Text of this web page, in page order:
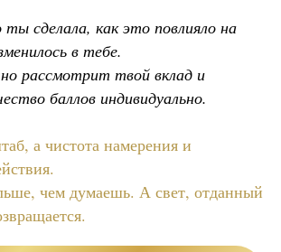
сделала, как это повлияло на
в тебе.
рассмотрит твой вклад и
баллов индивидуально.
а чистота намерения и
чем думаешь. А свет, отданный